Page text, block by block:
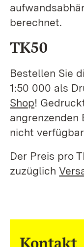
berechnet.
TK50
Bestellen Sie
1:50 000 als
Shop!
angrenzenden
nicht
Der Preis pro
zuzüglich
Kontakt